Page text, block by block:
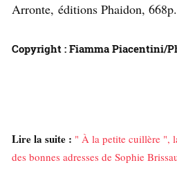
Arronte, éditions Phaidon,
Copyright : Fiamma Piacentini/
Lire la suite : " À la petite cuillère ",
des bonnes adresses de Sophie